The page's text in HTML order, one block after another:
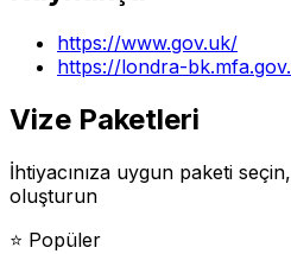
https://www.gov.uk/
https://londra-
Vize Paketleri
İhtiyacınıza uygun paketi
oluşturun
⭐ Popüler